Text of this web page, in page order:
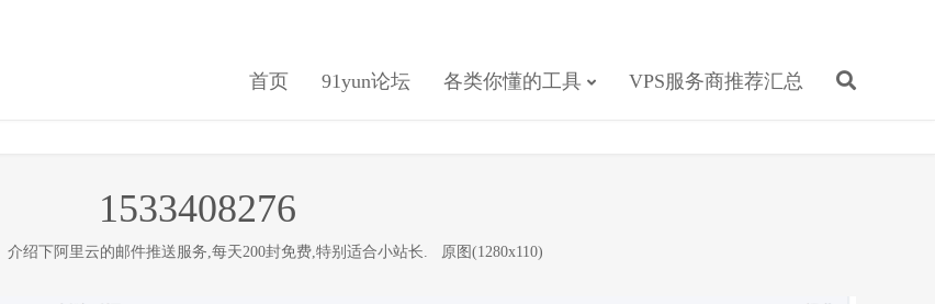
首页 91yun论坛 各类你懂的工具 VPS服务商推荐汇总
1533408276
介绍下阿里云的邮件推送服务,每天200封免费,特别适合小站长. 原图(1280x110)